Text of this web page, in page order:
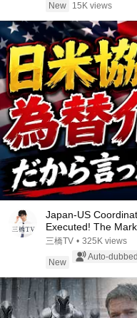
New
15K views
Japan-US
Executed! The
Currenc...
三橋TV • 325K views
New
Auto-dubbed